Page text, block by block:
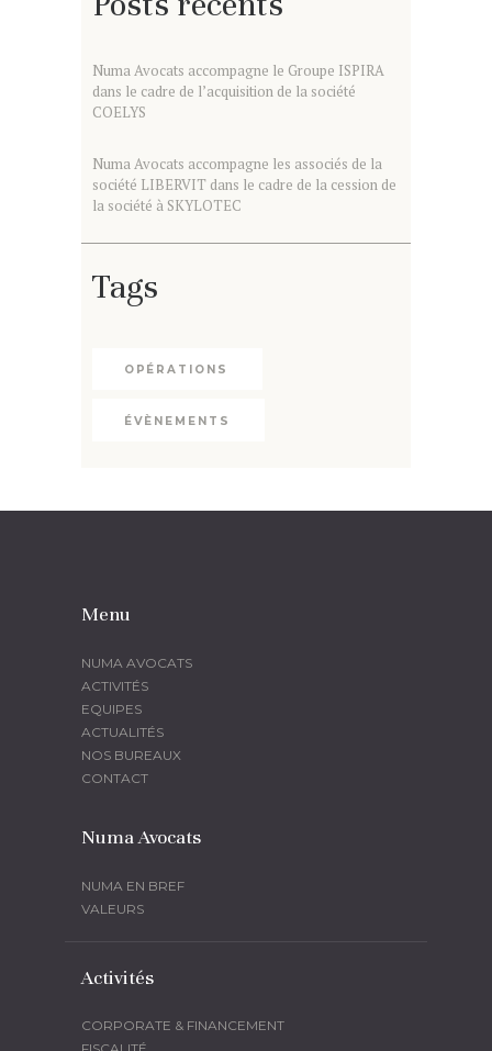
Numa Avocats accompagne le Groupe ISPIRA
dans le cadre de l’acquisition de la société
COELYS
Numa Avocats accompagne les associés de la
société LIBERVIT dans le cadre de la cession de
la société à SKYLOTEC
Tags
OPÉRATIONS
ÉVÈNEMENTS
Menu
NUMA AVOCATS
ACTIVITÉS
EQUIPES
ACTUALITÉS
NOS BUREAUX
CONTACT
Numa Avocats
NUMA EN BREF
VALEURS
Activités
CORPORATE & FINANCEMENT